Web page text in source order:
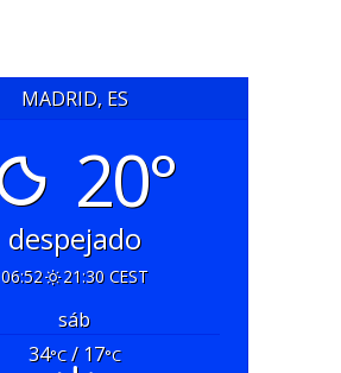
MADRID, ES
20°
despejado
06:52 21:30 CEST
sáb
34°C/ 17°C